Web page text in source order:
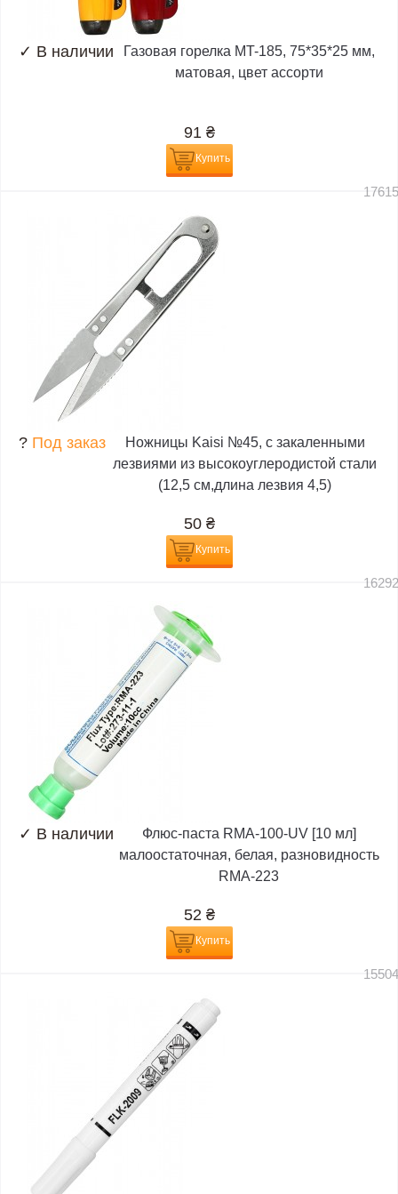
✓ В наличии
Газовая горелка MT-185, 75*35*25 мм,
матовая, цвет ассорти
91 ₴
Купить
? Под заказ
Ножницы Kaisi №45, с закаленными
лезвиями из высокоуглеродистой стали
(12,5 см,длина лезвия 4,5)
50 ₴
Купить
✓ В наличии
Флюс-паста RMA-100-UV [10 мл]
малоостаточная, белая, разновидность
RMA-223
52 ₴
Купить